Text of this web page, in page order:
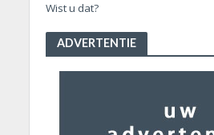
Wist u dat?
ADVERTENTIE